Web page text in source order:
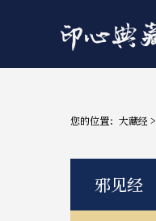
您的位置： 大藏经 >
邪见经